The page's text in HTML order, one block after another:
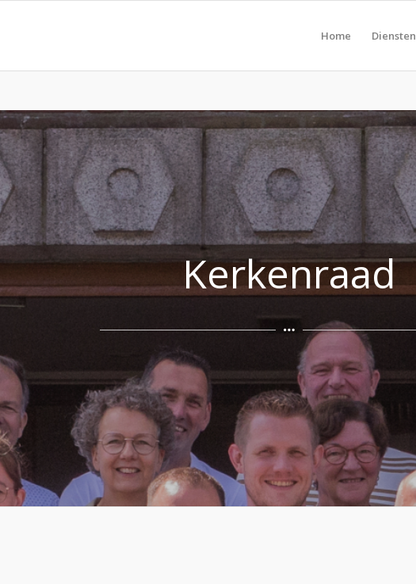
Home Diensten
Kerkenraad